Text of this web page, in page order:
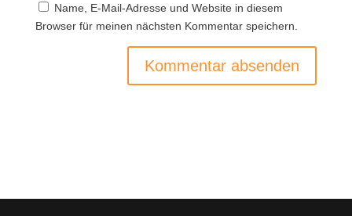
Name, E-Mail-Adresse und Website in diesem
Browser für meinen nächsten Kommentar speichern.